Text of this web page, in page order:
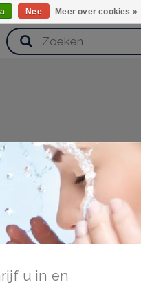
Huidverzorging Mannen
u in en
Nee Meer over cookies »